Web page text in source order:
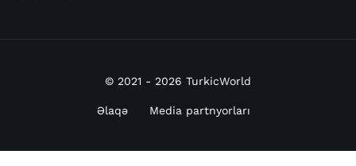
© 2021 - 2026 TurkicWorld
Əlaqə Media partnyorları